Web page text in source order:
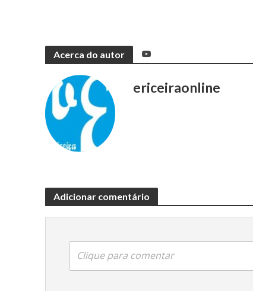
Acerca do autor
ericeiraonline
Adicionar comentário
Clique para comentar